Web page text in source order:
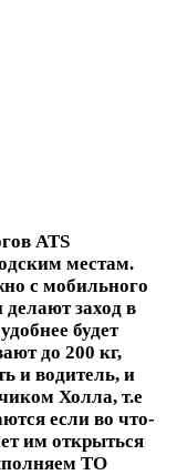
ATS
местам.
с мобильного
заход в
будет
до 200 кг,
и водитель, и
Холла, т.е
если во что-
им открыться
ТО